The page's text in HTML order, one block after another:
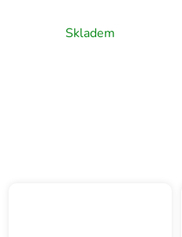
Skladem